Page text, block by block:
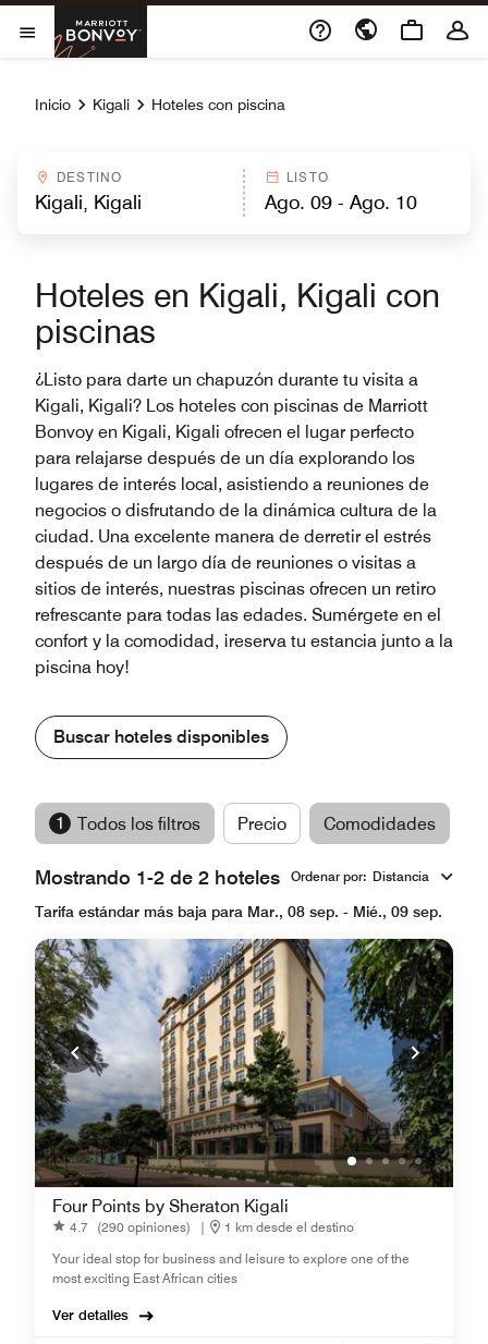
Skip to Content
Abrir el menú
Marriott Bonvoy
Inicio Kigali Hoteles con piscina
DESTINO LISTO
Hoteles en Kigali, Kigali con
piscinas
¿Listo para darte un chapuzón durante tu visita a
Kigali, Kigali? Los hoteles con piscinas de Marriott
Bonvoy en Kigali, Kigali ofrecen el lugar perfecto
para relajarse después de un día explorando los
lugares de interés local, asistiendo a reuniones de
negocios o disfrutando de la dinámica cultura de la
ciudad. Una excelente manera de derretir el estrés
después de un largo día de reuniones o visitas a
sitios de interés, nuestras piscinas ofrecen un retiro
refrescante para todas las edades. Sumérgete en el
confort y la comodidad, ¡reserva tu estancia junto a la
piscina hoy!
Buscar hoteles disponibles
1 Todos los filtros Precio Comodidades
Mostrando 1-2 de 2 hoteles Ordenar por: Distancia
Tarifa estándar más baja para Mar., 08 sep. - Mié., 09 sep.
Four Points by Sheraton Kigali
4.7 (290 opiniones) |
1 km desde el destino
Your ideal stop for business and leisure to explore one of the
most exciting East African cities
Ver detalles